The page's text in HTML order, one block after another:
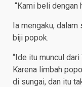
“Kami beli dengan
Ia mengaku,
biji popok.
“Ide itu muncul
Karena limbah
di sungai, dan itu